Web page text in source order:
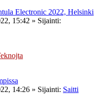
Electronic 2022, Helsinki
15:42 » Sijainti:
14:26 » Sijainti: Saitti